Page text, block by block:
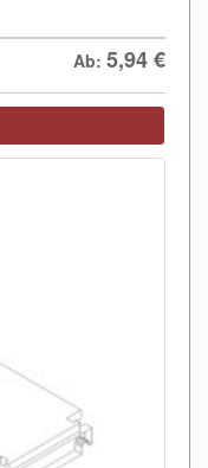
Ab: 5,94€